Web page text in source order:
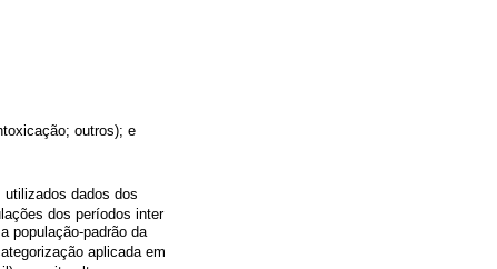
outros); e
utilizados dados dos
dos períodos inter
população-padrão da
aplicada em